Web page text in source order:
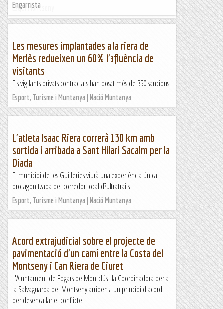
Esqui Montseny
Engarrista
Les mesures implantades a la riera de
Merlès redueixen un 60% l'afluència de
visitants
Els vigilants privats contractats han posat més de 350 sancions
Esport, Turisme i Muntanya | Nació Muntanya
L'atleta Isaac Riera correrà 130 km amb
sortida i arribada a Sant Hilari Sacalm per la
Diada
El municipi de les Guilleries viurà una experiència única
protagonitzada pel corredor local d?ultratrails
Esport, Turisme i Muntanya | Nació Muntanya
Acord extrajudicial sobre el projecte de
pavimentació d'un camí entre la Costa del
Montseny i Can Riera de Ciuret
L'Ajuntament de Fogars de Montclús i la Coordinadora per a
la Salvaguarda del Montseny arriben a un principi d'acord
per desencallar el conflicte